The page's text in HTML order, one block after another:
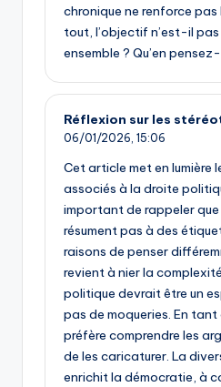
chronique ne renforce pas
tout, l’objectif n’est-il
ensemble ? Qu’en
Réflexion sur les
06/01/2026, 15:06
Cet article met en lumière
associés à la droite
important de rappeler que
résument pas à des
raisons de penser
revient à nier la
politique devrait être un
pas de moqueries. En
préfère comprendre les
de les caricaturer. La
enrichit la démocratie, à